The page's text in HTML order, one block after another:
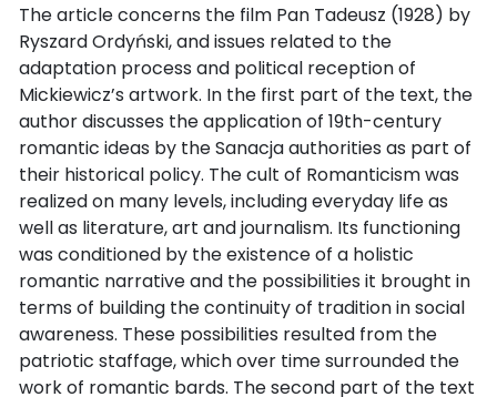
The article concerns the film Pan Tadeusz (1928) by
Ryszard Ordyński, and issues related to the
adaptation process and political reception of
Mickiewicz’s artwork. In the first part of the text, the
author discusses the application of 19th-century
romantic ideas by the Sanacja authorities as part of
their historical policy. The cult of Romanticism was
realized on many levels, including everyday life as
well as literature, art and journalism. Its functioning
was conditioned by the existence of a holistic
romantic narrative and the possibilities it brought in
terms of building the continuity of tradition in social
awareness. These possibilities resulted from the
patriotic staffage, which over time surrounded the
work of romantic bards. The second part of the text